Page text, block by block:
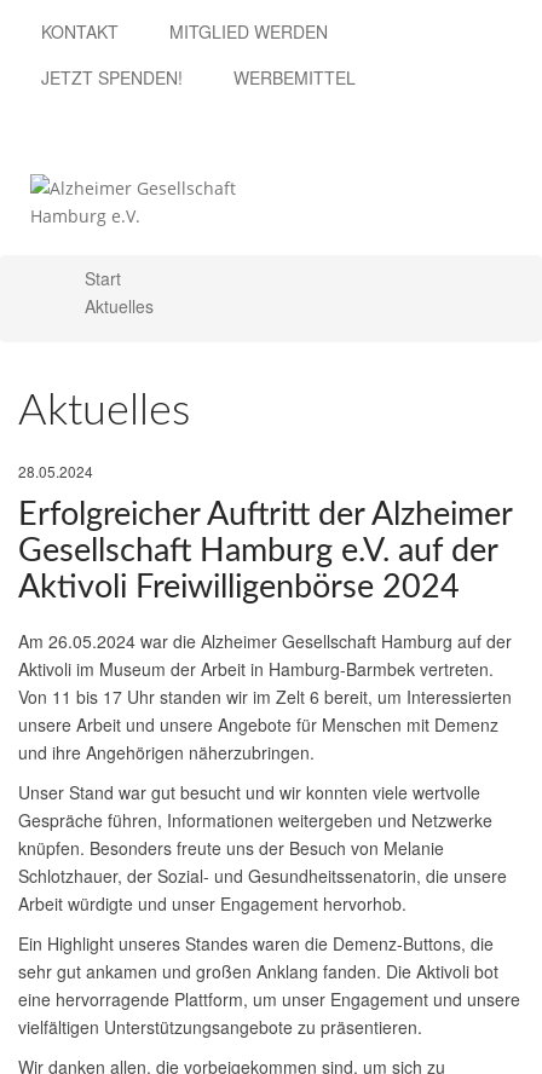
KONTAKT
MITGLIED WERDEN
JETZT SPENDEN!
WERBEMITTEL
Start
Aktuelles
Aktuelles
28.05.2024
Erfolgreicher Auftritt der Alzheimer
Gesellschaft Hamburg e.V. auf der
Aktivoli Freiwilligenbörse 2024
Am 26.05.2024 war die Alzheimer Gesellschaft Hamburg auf der
Aktivoli im Museum der Arbeit in Hamburg-Barmbek vertreten.
Von 11 bis 17 Uhr standen wir im Zelt 6 bereit, um Interessierten
unsere Arbeit und unsere Angebote für Menschen mit Demenz
und ihre Angehörigen näherzubringen.
Unser Stand war gut besucht und wir konnten viele wertvolle
Gespräche führen, Informationen weitergeben und Netzwerke
knüpfen. Besonders freute uns der Besuch von Melanie
Schlotzhauer, der Sozial- und Gesundheitssenatorin, die unsere
Arbeit würdigte und unser Engagement hervorhob.
Ein Highlight unseres Standes waren die Demenz-Buttons, die
sehr gut ankamen und großen Anklang fanden. Die Aktivoli bot
eine hervorragende Plattform, um unser Engagement und unsere
vielfältigen Unterstützungsangebote zu präsentieren.
Wir danken allen, die vorbeigekommen sind, um sich zu